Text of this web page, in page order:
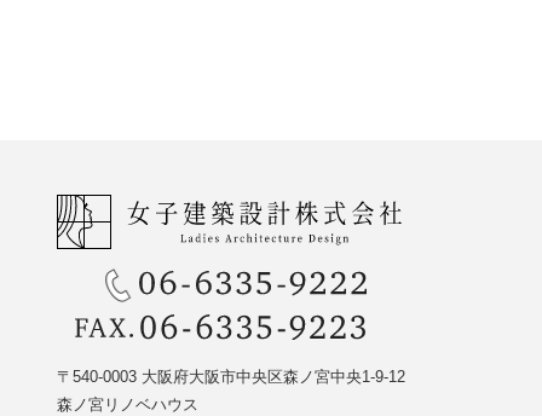
〒540-0003 大阪府大阪市中央区森ノ宮中央1-9-12
森ノ宮リノベハウス